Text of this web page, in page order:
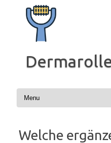
Inhalt
springen
Welche